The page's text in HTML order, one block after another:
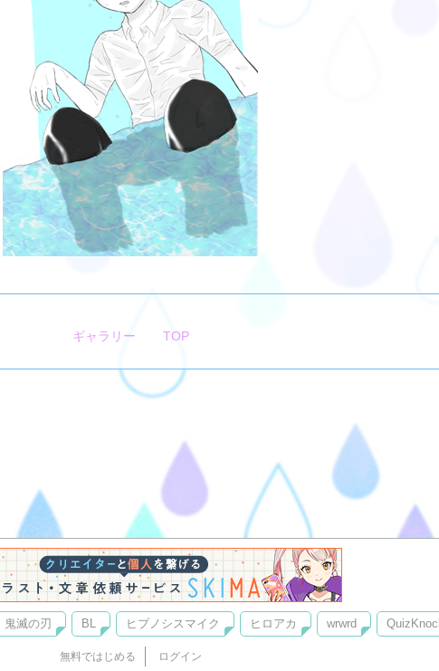
ギャラリー TOP
鬼滅の刃 BL ヒプノシスマイク ヒロアカ wrwrd
無料ではじめる ログイン